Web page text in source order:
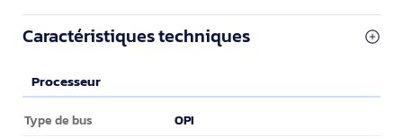
Caractéristiques techniques
Processeur
Processeur
Type de bus OPI